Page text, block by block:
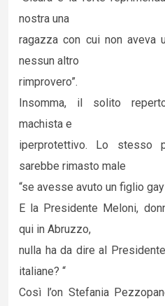
nostra una
ragazza con cui non aveva
nessun altro
rimprovero”.
Insomma, il solito
machista e
iperprotettivo. Lo stesso
sarebbe rimasto male
“se avesse avuto un figlio
E la Presidente Meloni,
qui in Abruzzo,
nulla ha da dire al
italiane? “
Così l’on Stefania